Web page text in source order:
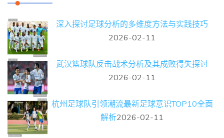
深入探讨足球分析的多维度方法与实践技巧
2026-02-11
武汉篮球队反击战术分析及其成败得失探讨
2026-02-11
杭州足球队引领潮流最新足球意识TOP10全面
解析2026-02-11